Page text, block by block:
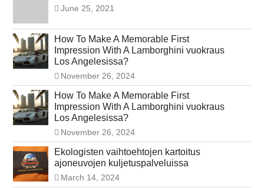
June 25, 2021
How To Make A Memorable First
Impression With A Lamborghini vuokraus
Los Angelesissa?
November 26, 2024
How To Make A Memorable First
Impression With A Lamborghini vuokraus
Los Angelesissa?
November 26, 2024
Ekologisten vaihtoehtojen kartoitus
ajoneuvojen kuljetuspalveluissa
March 14, 2024